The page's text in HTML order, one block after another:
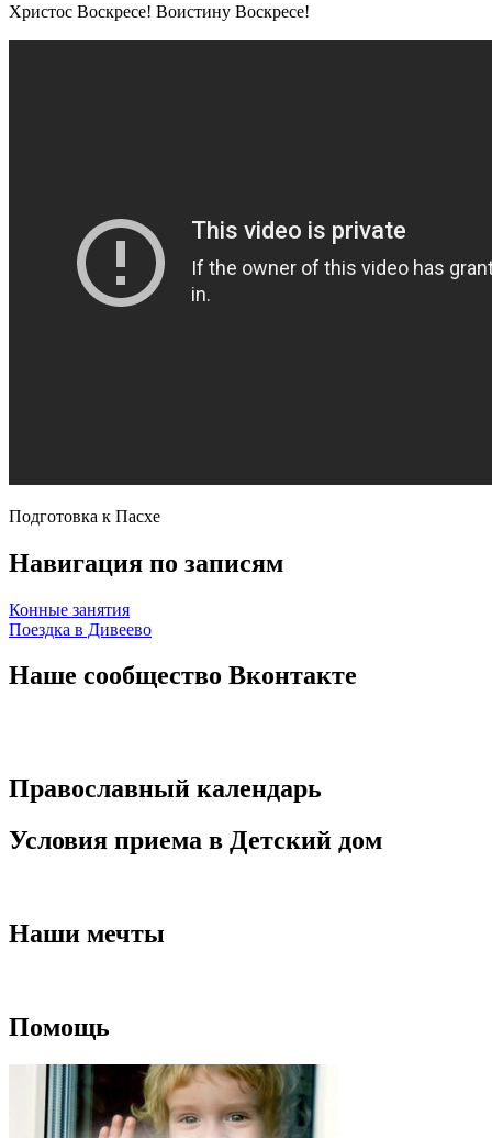
Христос Воскресе! Воистину Воскресе!
Подготовка к Пасхе
Навигация по записям
Конные занятия
Поездка в Дивеево
Наше сообщество Вконтакте
Православный календарь
Условия приема в Детский дом
Наши мечты
Помощь